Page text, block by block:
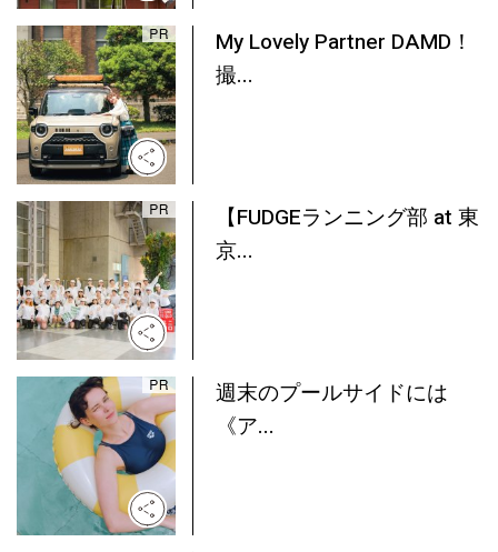
My Lovely Partner DAMD！
撮...
【FUDGEランニング部 at 東
京...
週末のプールサイドには
《ア...